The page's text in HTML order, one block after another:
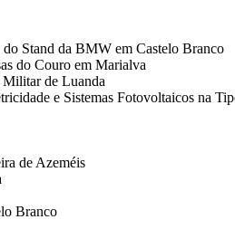
Stand da BMW em Castelo Branco
do Couro em Marialva
de Luanda
e Sistemas Fotovoltaicos na
de Azeméis
Branco